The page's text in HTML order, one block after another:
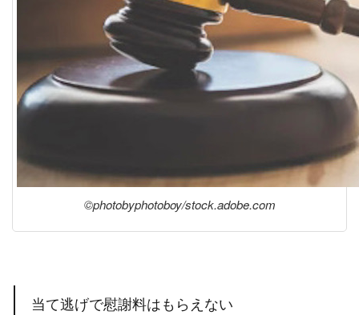
©photobyphotoboy/stock.adobe.com
当て逃げで慰謝料はもらえない